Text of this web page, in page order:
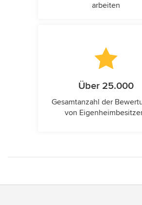
arbeiten
Über 25.000
Gesamtanzahl der
von